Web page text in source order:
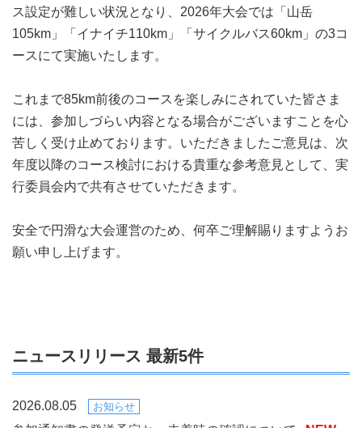
ス設定が難しい状況となり、2026年大会では「山岳
105km」「イナイチ110km」「サイクルバス60km」の3コ
ースにて実施いたします。
これまで85km前後のコースを楽しみにされていた皆さま
には、参加しづらい内容となる場合がございますことを心
苦しく受け止めております。いただきましたご意見は、次
年度以降のコース検討における貴重な参考意見として、実
行委員会内で共有させていただきます。
安全で円滑な大会運営のため、何卒ご理解賜りますようお
願い申し上げます。
ニュースリリース 最新5件
2026.08.05 お知らせ